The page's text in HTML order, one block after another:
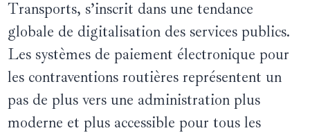
Transports, s’inscrit dans une tendance
globale de digitalisation des services publics.
Les systèmes de paiement électronique pour
les contraventions routières représentent un
pas de plus vers une administration plus
moderne et plus accessible pour tous les